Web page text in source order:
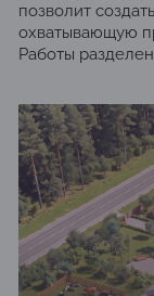
позволит
охватывающую
Работы